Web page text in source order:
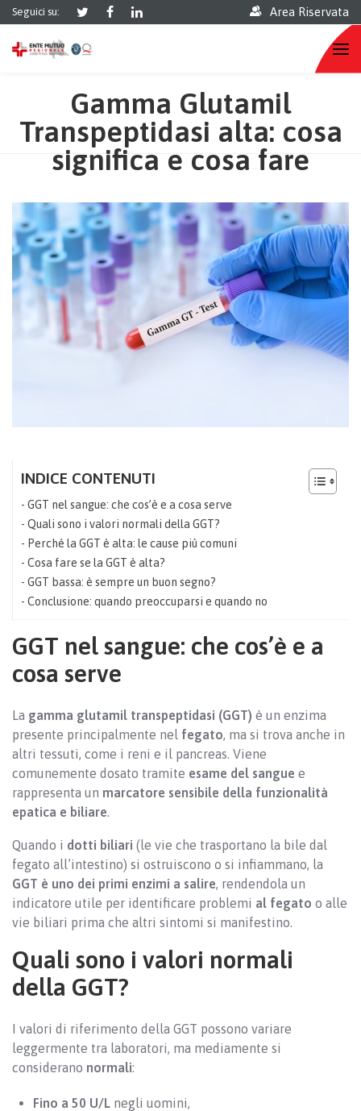
Seguici su: Area Riservata
Gamma Glutamil
Transpeptidasi alta: cosa
significa e cosa fare
INDICE CONTENUTI
GGT nel sangue: che cos’è e a cosa serve
Quali sono i valori normali della GGT?
Perché la GGT è alta: le cause più comuni
Cosa fare se la GGT è alta?
GGT bassa: è sempre un buon segno?
Conclusione: quando preoccuparsi e quando no
GGT nel sangue: che cos’è e a
cosa serve
La gamma glutamil transpeptidasi (GGT) è un enzima
presente principalmente nel fegato, ma si trova anche in
altri tessuti, come i reni e il pancreas. Viene
comunemente dosato tramite esame del sangue e
rappresenta un marcatore sensibile della funzionalità
epatica e biliare.
Quando i dotti biliari (le vie che trasportano la bile dal
fegato all’intestino) si ostruiscono o si infiammano, la
GGT è uno dei primi enzimi a salire, rendendola un
indicatore utile per identificare problemi al fegato o alle
vie biliari prima che altri sintomi si manifestino.
Quali sono i valori normali
della GGT?
I valori di riferimento della GGT possono variare
leggermente tra laboratori, ma mediamente si
considerano normali:
Fino a 50 U/L negli uomini,